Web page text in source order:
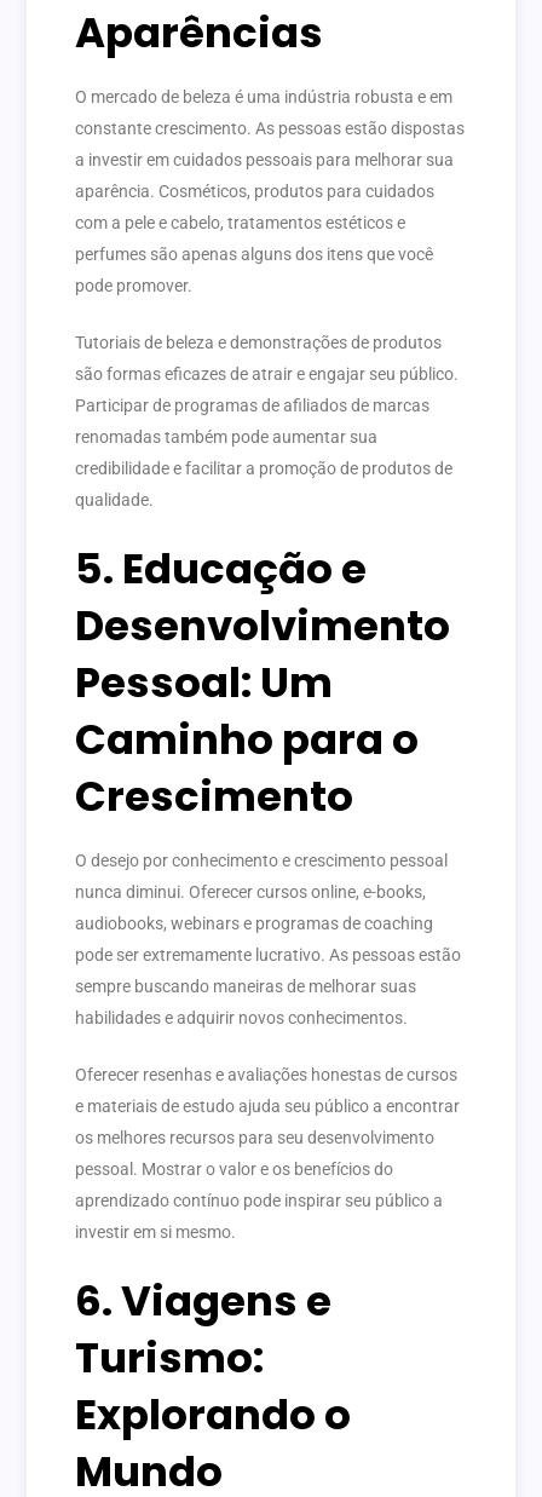
Aparências
O mercado de beleza é uma indústria robusta e em
constante crescimento. As pessoas estão dispostas
a investir em cuidados pessoais para melhorar sua
aparência. Cosméticos, produtos para cuidados
com a pele e cabelo, tratamentos estéticos e
perfumes são apenas alguns dos itens que você
pode promover.
Tutoriais de beleza e demonstrações de produtos
são formas eficazes de atrair e engajar seu público.
Participar de programas de afiliados de marcas
renomadas também pode aumentar sua
credibilidade e facilitar a promoção de produtos de
qualidade.
5. Educação e
Desenvolvimento
Pessoal: Um
Caminho para o
Crescimento
O desejo por conhecimento e crescimento pessoal
nunca diminui. Oferecer cursos online, e-books,
audiobooks, webinars e programas de coaching
pode ser extremamente lucrativo. As pessoas estão
sempre buscando maneiras de melhorar suas
habilidades e adquirir novos conhecimentos.
Oferecer resenhas e avaliações honestas de cursos
e materiais de estudo ajuda seu público a encontrar
os melhores recursos para seu desenvolvimento
pessoal. Mostrar o valor e os benefícios do
aprendizado contínuo pode inspirar seu público a
investir em si mesmo.
6. Viagens e
Turismo:
Explorando o
Mundo